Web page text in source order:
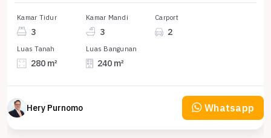
Kamar Tidur
3
Kamar Mandi
3
Carport
2
Luas Tanah
280 m²
Luas Bangunan
240 m²
Hery Purnomo Whatsapp